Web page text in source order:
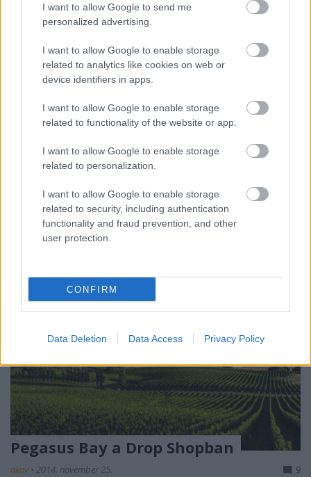
I want to allow Google to send me
personalized advertising.
I want to allow Google to enable storage
related to analytics like cookies on web or
device identifiers in apps.
I want to allow Google to enable storage
related to functionality of the website or app.
I want to allow Google to enable storage
related to personalization.
I want to allow Google to enable storage
related to security, including authentication
functionality and fraud prevention, and other
user protection.
CONFIRM
Data Deletion Data Access Privacy Policy
Külföldi egyveleg 2018/2
Újabb külföldi egyveleg következik az utóbbi cirka
két hónap boraival, köztük a szokásosnál talán több
bubissal, sok spanyol versenyzővel és ...
Pegasus Bay a Drop Shopban
akov • 2014. november 25. 9